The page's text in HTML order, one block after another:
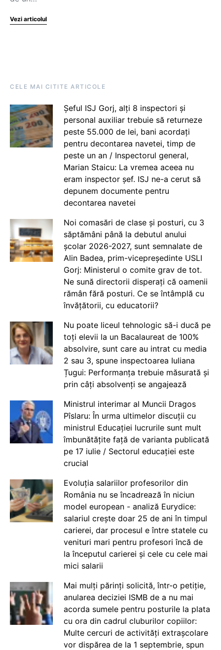
Vezi articolul
CELE MAI CITITE ARTICOLE
Șeful ISJ Gorj, alți 8 inspectori și
personal auxiliar trebuie să returneze
peste 55.000 de lei, bani acordați
pentru decontarea navetei, timp de
peste un an / Inspectorul general,
Marian Staicu: La vremea aceea nu
eram inspector șef. ISJ ne-a cerut să
depunem documente pentru
decontarea navetei
Noi comasări de clase și posturi, cu 3
săptămâni până la debutul anului
școlar 2026-2027, sunt semnalate de
Alin Badea, prim-vicepreședinte USLI
Gorj: Ministerul o comite grav de tot.
Ne sună directorii disperați că oamenii
rămân fără posturi. Ce se întâmplă cu
învățătorii, cu educatorii?
Nu poate liceul tehnologic să-i ducă pe
toți elevii la un Bacalaureat de 100%
absolvire, sunt care au intrat cu media
2 sau 3, spune inspectoarea Iuliana
Țugui: Performanța trebuie măsurată și
prin câți absolvenți se angajează
Ministrul interimar al Muncii Dragos
Pîslaru: În urma ultimelor discuții cu
ministrul Educației lucrurile sunt mult
îmbunătățite față de varianta publicată
pe 17 iulie / Sectorul educației este
crucial
Evoluția salariilor profesorilor din
România nu se încadrează în niciun
model european - analiză Eurydice:
salariul crește doar 25 de ani în timpul
carierei, dar procesul e între statele cu
venituri mari pentru profesori încă de
la începutul carierei și cele cu cele mai
mici salarii
Mai mulți părinți solicită, într-o petiție,
anularea deciziei ISMB de a nu mai
acorda sumele pentru posturile la plata
cu ora din cadrul cluburilor copiilor:
Multe cercuri de activități extrașcolare
vor dispărea de la 1 septembrie, spun